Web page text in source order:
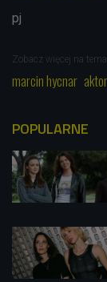
pj
Zobacz więcej na
marcin hycnar
POPULARNE